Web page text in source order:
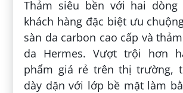
Thảm siêu bền với hai dòng
khách hàng đặc biệt ưu
sàn da carbon cao cấp và
da Hermes. Vượt trội hơn
phẩm giá rẻ trên thị trường,
dày dặn với lớp bề mặt làm